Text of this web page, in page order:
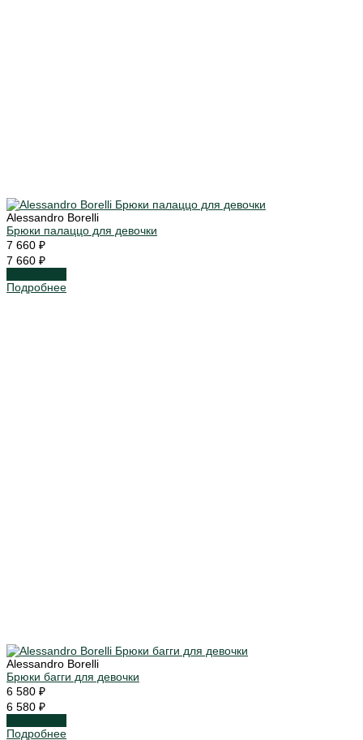
Alessandro Borelli
Брюки палаццо для девочки
7 660 ₽
7 660 ₽
Подробнее
Alessandro Borelli
Брюки багги для девочки
6 580 ₽
6 580 ₽
Подробнее